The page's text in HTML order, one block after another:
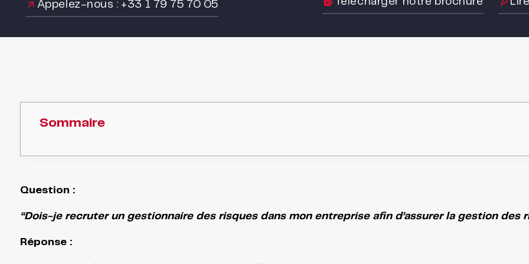
Appelez-nous : +33 1 79 75 70 05
Sommaire
Question :
“Dois-je recruter un gestionnaire des risques dans mon entreprise afin d’assurer la gestion des
Réponse :